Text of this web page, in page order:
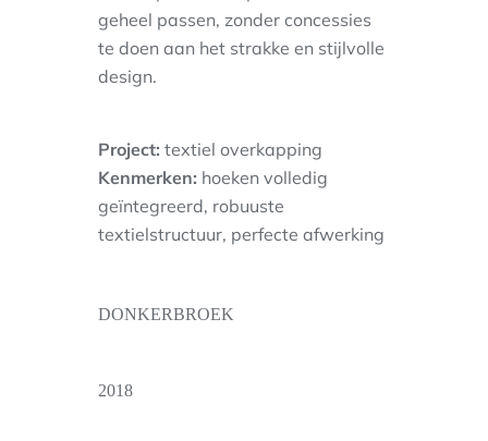
geheel passen, zonder concessies
te doen aan het strakke en stijlvolle
design.
Project: textiel overkapping
Kenmerken: hoeken volledig
geïntegreerd, robuuste
textielstructuur, perfecte afwerking
DONKERBROEK
2018